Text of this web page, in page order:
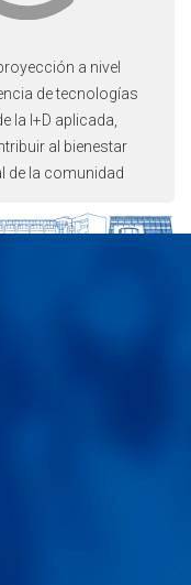
a nivel
de tecnologías
la I+D aplicada,
al bienestar
de la comunidad